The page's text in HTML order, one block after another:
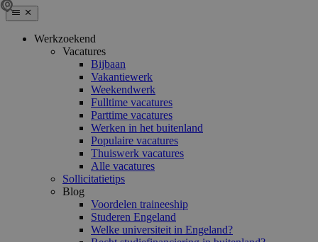
Werkzoekend
Vacatures
Bijbaan
Vakantiewerk
Weekendwerk
Fulltime vacatures
Parttime vacatures
Werken in het buitenland
Populaire vacatures
Thuiswerk vacatures
Alle vacatures
Sollicitatietips
Blog
Voordelen traineeship
Studeren Engeland
Welke universiteit in Engeland?